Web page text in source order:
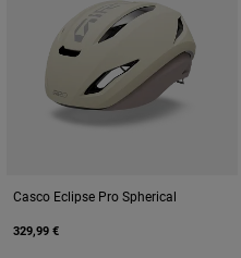
Casco Eclipse Pro Spherical
329,99 €